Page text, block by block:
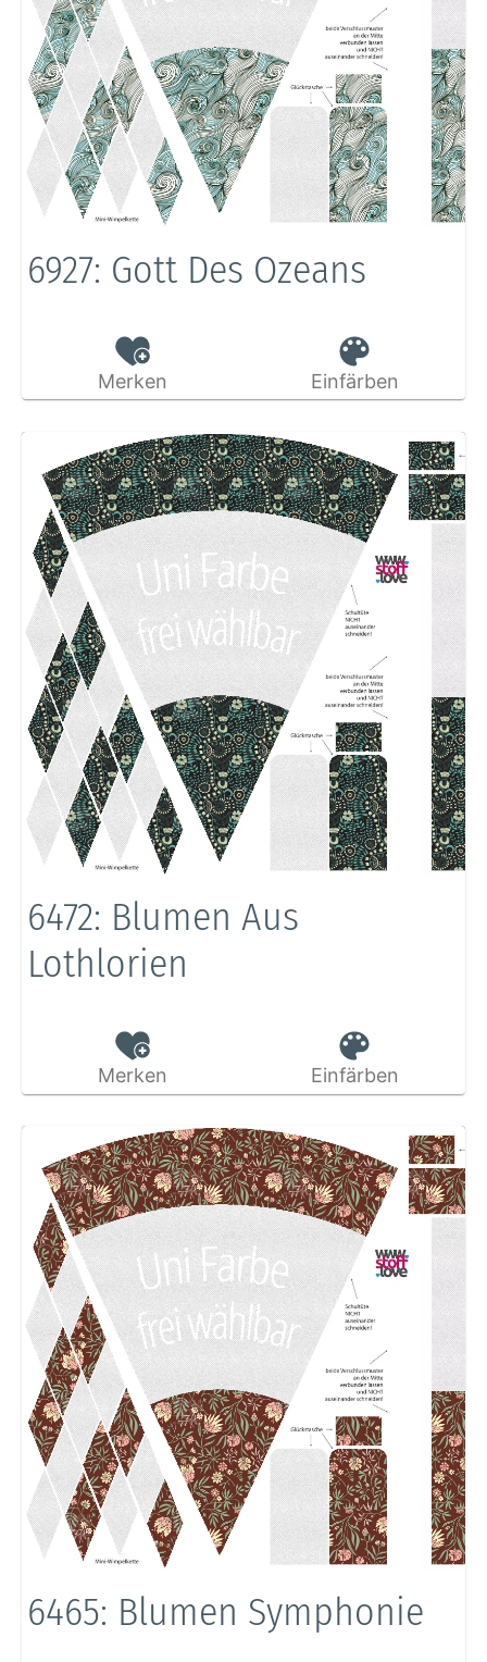
6927: Gott Des Ozeans
Merken Einfärben
6472: Blumen Aus
Lothlorien
Merken Einfärben
6465: Blumen Symphonie